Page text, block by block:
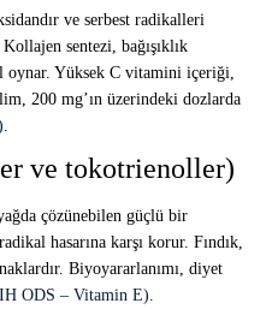
ve serbest radikalleri
sentezi, bağışıklık
Yüksek C vitamini içeriği,
200 mg’ın üzerindeki dozlarda
.
ve tokotrienoller)
çözünebilen güçlü bir
hasarına karşı korur. Fındık,
Biyoyararlanımı, diyet
ODS – Vitamin E).